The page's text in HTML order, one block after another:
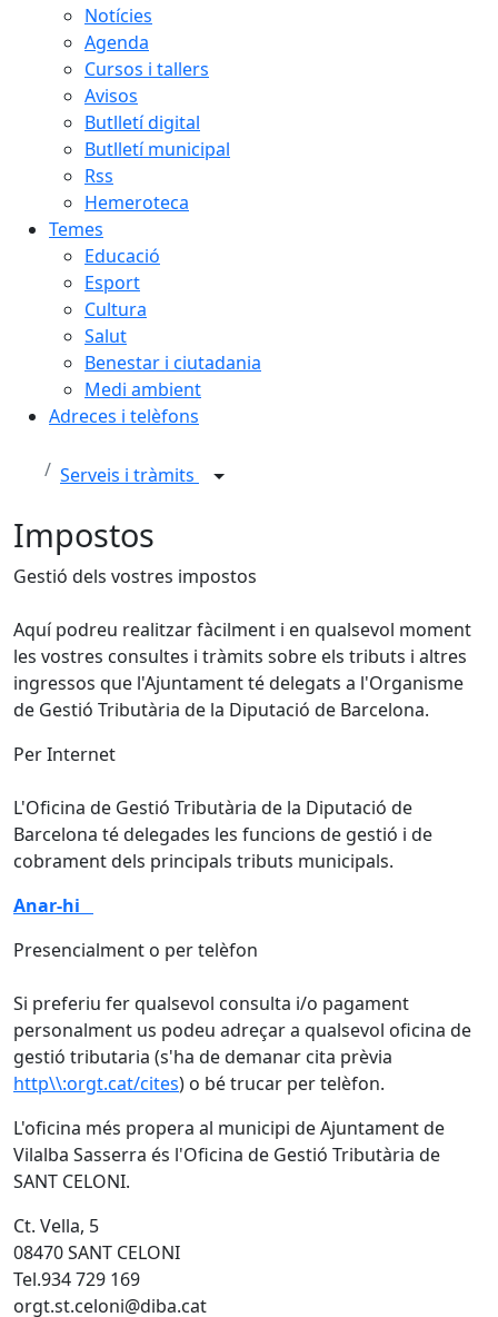
Notícies
Agenda
Cursos i tallers
Avisos
Butlletí digital
Butlletí municipal
Rss
Hemeroteca
Temes
Educació
Esport
Cultura
Salut
Benestar i ciutadania
Medi ambient
Adreces i telèfons
Serveis i tràmits
Impostos
Gestió dels vostres impostos
Aquí podreu realitzar fàcilment i en qualsevol moment
les vostres consultes i tràmits sobre els tributs i altres
ingressos que l'Ajuntament té delegats a l'Organisme
de Gestió Tributària de la Diputació de Barcelona.
Per Internet
L'Oficina de Gestió Tributària de la Diputació de
Barcelona té delegades les funcions de gestió i de
cobrament dels principals tributs municipals.
Anar-hi
Presencialment o per telèfon
Si preferiu fer qualsevol consulta i/o pagament
personalment us podeu adreçar a qualsevol oficina de
gestió tributaria (s'ha de demanar cita prèvia
http\\:orgt.cat/cites) o bé trucar per telèfon.
L'oficina més propera al municipi de Ajuntament de
Vilalba Sasserra és l'Oficina de Gestió Tributària de
SANT CELONI.
Ct. Vella, 5
08470 SANT CELONI
Tel.934 729 169
orgt.st.celoni@diba.cat